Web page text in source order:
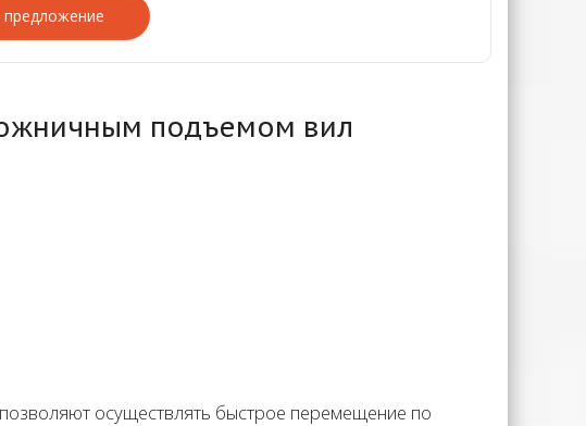
подъемом вил
осуществлять быстрое перемещение по